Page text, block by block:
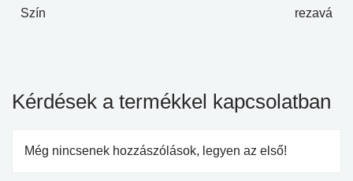
Szín
rezavá
Kérdések a termékkel kapcsolatban
Még nincsenek hozzászólások, legyen az első!